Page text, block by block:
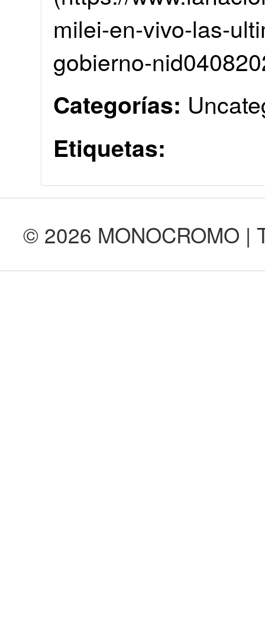
milei-en-vivo-las-
gobierno-
Categorías:
Etiquetas:
© 2026 MONOCROMO |